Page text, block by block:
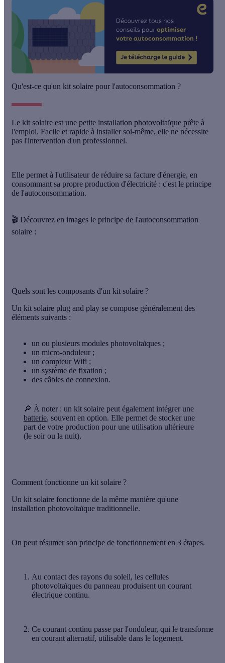
Qu'est-ce qu'un kit solaire pour l'autoconsommation ?
Le kit solaire est une petite installation photovoltaïque prête à
l'emploi. Facile et rapide à installer soi-même, elle ne nécessite
pas l'intervention d'un professionnel.
Elle permet à l'utilisateur de réduire sa facture d'énergie, en
consommant sa propre production d'électricité : c'est le principe
de l'autoconsommation.
🎬 Découvrez en images le principe de l'autoconsommation
solaire :
Quels sont les composants d'un kit solaire ?
Un kit solaire plug and play se compose généralement des
éléments suivants :
un ou plusieurs modules photovoltaïques ;
un micro-onduleur ;
un compteur Wifi ;
un système de fixation ;
des câbles de connexion.
🔎 À noter : un kit solaire peut également intégrer une
batterie, souvent en option. Elle permet de stocker une
part de votre production pour une utilisation ultérieure
(le soir ou la nuit).
Comment fonctionne un kit solaire ?
Un kit solaire fonctionne de la même manière qu'une
installation photovoltaïque traditionnelle.
On peut résumer son principe de fonctionnement en 3 étapes.
Au contact des rayons du soleil, les cellules
photovoltaïques du panneau produisent un courant
électrique continu.
Ce courant continu passe par l'onduleur, qui le transforme
en courant alternatif, utilisable dans le logement.